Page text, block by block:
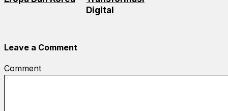
Digital
Leave a Comment
Comment